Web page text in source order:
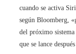
cuando se activa
según Bloomberg,
del próximo sistema
que se lance